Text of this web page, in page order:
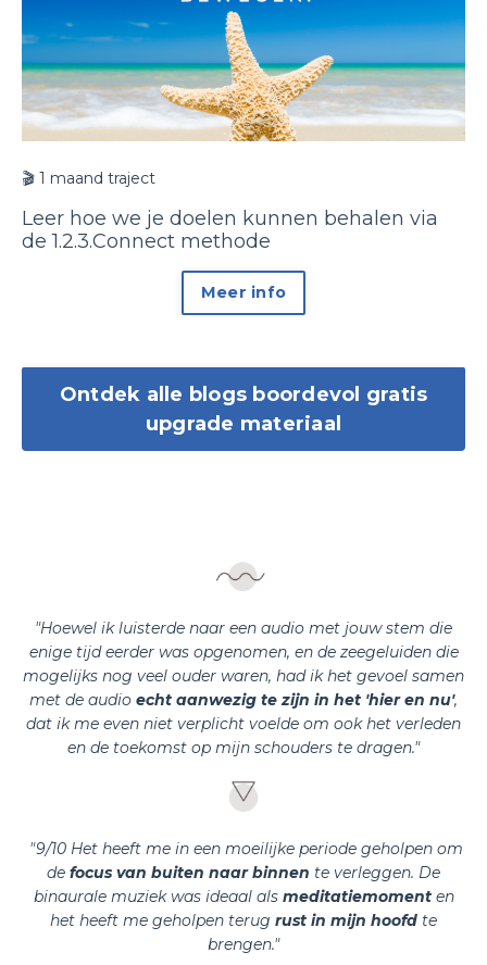
🎬 1 maand traject
Leer hoe we je doelen kunnen behalen via
de 1.2.3.Connect methode
Meer info
Ontdek alle blogs boordevol gratis
upgrade materiaal
"Hoewel ik luisterde naar een audio met jouw stem die
enige tijd eerder was opgenomen, en de zeegeluiden die
mogelijks nog veel ouder waren, had ik het gevoel samen
met de audio echt aanwezig te zijn in het 'hier en nu',
dat ik me even niet verplicht voelde om ook het verleden
en de toekomst op mijn schouders te dragen."
"9/10 Het heeft me in een moeilijke periode geholpen om
de focus van buiten naar binnen te verleggen. De
binaurale muziek was ideaal als meditatiemoment en
het heeft me geholpen terug rust in mijn hoofd te
brengen."